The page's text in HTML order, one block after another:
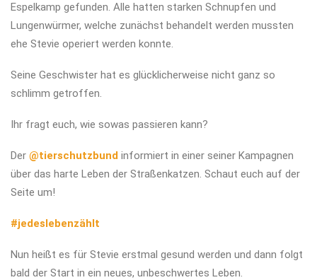
Espelkamp gefunden. Alle hatten starken Schnupfen und
Lungenwürmer, welche zunächst behandelt werden mussten
ehe Stevie operiert werden konnte.
Seine Geschwister hat es glücklicherweise nicht ganz so
schlimm getroffen.
Ihr fragt euch, wie sowas passieren kann?
Der @tierschutzbund informiert in einer seiner Kampagnen
über das harte Leben der Straßenkatzen. Schaut euch auf der
Seite um!
#jedeslebenzählt
Nun heißt es für Stevie erstmal gesund werden und dann folgt
bald der Start in ein neues, unbeschwertes Leben.